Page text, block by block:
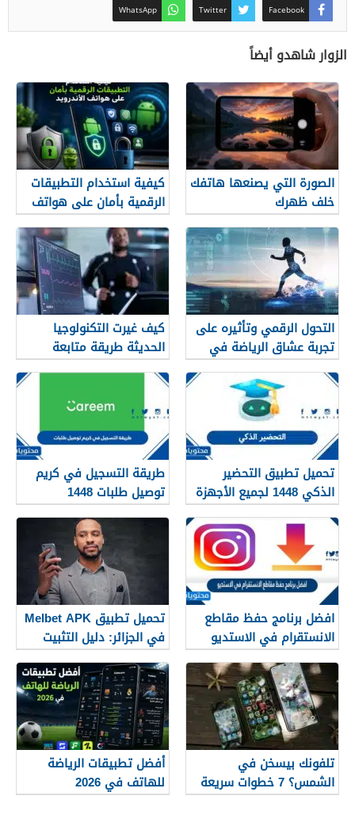
Facebook
Twitter
WhatsApp
الزوار شاهدو أيضاً
الصورة التي يصنعها هاتفك
خلف ظهرك
كيفية استخدام التطبيقات
الرقمية بأمان على هواتف
الأندرويد
التحول الرقمي وتأثيره على
تجربة عشاق الرياضة في
الجزائر
كيف غيرت التكنولوجيا
الحديثة طريقة متابعة
المصريين للرياضة
تحميل تطبيق التحضير
الذكي 1448 لجميع الأجهزة
طريقة التسجيل في كريم
توصيل طلبات 1448
افضل برنامج حفظ مقاطع
الانستقرام في الاستديو
2026
تحميل تطبيق Melbet APK
في الجزائر: دليل التثبيت
والاستخدام 2026
تلفونك بيسخن في
الشمس؟ 7 خطوات سريعة
لإنقاذ الموبايل فورا
أفضل تطبيقات الرياضة
للهاتف في 2026